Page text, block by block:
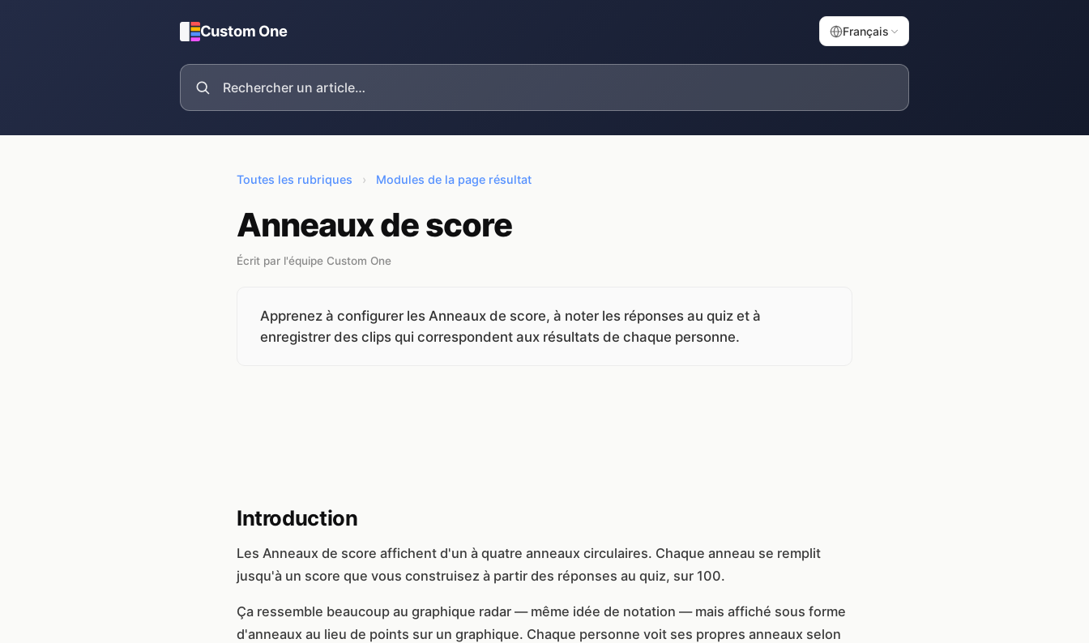
Custom One Français
Toutes les rubriques › Modules de la page résultat
Anneaux de score
Écrit par l'équipe Custom One
Apprenez à configurer les Anneaux de score, à noter les réponses au quiz et à
enregistrer des clips qui correspondent aux résultats de chaque personne.
Introduction
Les Anneaux de score affichent d'un à quatre anneaux circulaires. Chaque anneau se remplit
jusqu'à un score que vous construisez à partir des réponses au quiz, sur 100.
Ça ressemble beaucoup au graphique radar — même idée de notation — mais affiché sous forme
d'anneaux au lieu de points sur un graphique. Chaque personne voit ses propres anneaux selon